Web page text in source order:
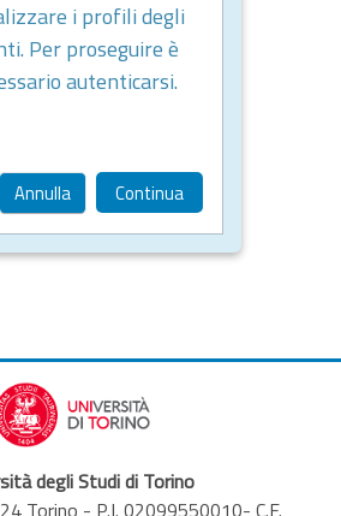
i profili degli
Per proseguire è
autenticarsi.
Annulla Continua
degli Studi di Torino
Torino - P.I. 02099550010- C.F.